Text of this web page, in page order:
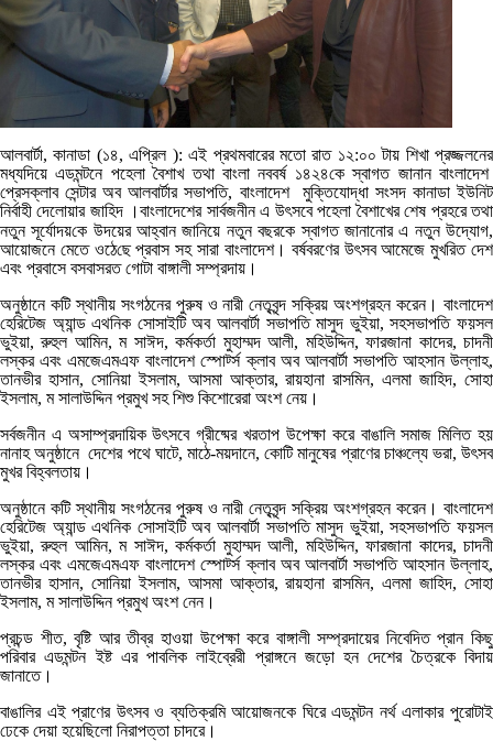
আলবার্টা,কানাডা (১৪,এপ্রিল ):এই প্রথমবারের মতো রাত ১২:০০ টায় শিখা প্রজ্জলনের
মধ্যদিয়ে এডমন্টনে পহেলা বৈশাখতথাবাংলা নববর্ষ ১৪২৪কে স্বাগত জানানবাংলাদেশ
প্রেসক্লাব সেন্টার অব আলবার্টার সভাপতি, বাংলাদেশ মুক্তিযোদ্ধা সংসদ কানাডা ইউনিট
নির্বাহী দেলোয়ার জাহিদ ।বাংলাদেশের সার্বজনীনএ উৎসবে পহেলা বৈশাখেরশেষ প্রহরেতথা
নতুনসূর্যোদয়কে উদয়ের আহ্বান জানিয়ে নতুন বছরকে স্বাগত জানানোর এ নতুন উদ্যোগ,
আয়োজনে মেতে ওঠেছে প্রবাস সহসারা বাংলাদেশ। বর্ষবরণের উৎসব আমেজে মুখরিত দেশ
এবং প্রবাসে বসবাসরত গোটা বাঙ্গালী সম্প্রদায়।
অনুষ্ঠানে কটি স্থানীয় সংগঠনের পুরুষ ও নারী নেতৃবৃন্দ সক্রিয় অংশগ্রহন করেন। বাংলাদেশ
হেরিটেজ অ্যান্ড এথনিক সোসাইটি অব আলবার্টা সভাপতি মাসুদ ভুইয়া,সহসভাপতি ফয়সল
ভুইয়া, রুহুল আমিন, ম সাঈদ, কর্মকর্তা মুহাম্মদ আলী, মহিউদ্দিন, ফারজানা কাদের, চাদনী
লস্কর এবং এমজেএমএফ বাংলাদেশ স্পোর্ট্স ক্লাব অব আলবার্টা সভাপতি আহসান উল্লাহ,
তানভীর হাসান, সোনিয়া ইসলাম, আসমা আক্তার, রায়হানা রাসমিন, এলমা জাহিদ, সোহা
ইসলাম, ম সালাউদ্দিন প্রমুখ সহ শিশু কিশোরেরা অংশ নেয়।
সর্বজনীন এ অসাম্প্রদায়িক উৎসবে গ্রীষ্মের খরতাপ উপেক্ষা করে বাঙালি সমাজ মিলিত হয়
নানাহ অনুষ্ঠানে দেশের পথে ঘাটে,মাঠে-ময়দানে,কোটি মানুষের প্রাণের চাঞ্চল্যে ভরা,উৎসব
মুখর বিহ্বলতায়।
অনুষ্ঠানে কটি স্থানীয় সংগঠনের পুরুষ ও নারী নেতৃবৃন্দ সক্রিয় অংশগ্রহন করেন। বাংলাদেশ
হেরিটেজ অ্যান্ড এথনিক সোসাইটি অব আলবার্টা সভাপতি মাসুদ ভুইয়া,সহসভাপতি ফয়সল
ভুইয়া, রুহুল আমিন, ম সাঈদ, কর্মকর্তা মুহাম্মদ আলী, মহিউদ্দিন, ফারজানা কাদের, চাদনী
লস্কর এবং এমজেএমএফ বাংলাদেশ স্পোর্ট্স ক্লাব অব আলবার্টা সভাপতি আহসান উল্লাহ,
তানভীর হাসান, সোনিয়া ইসলাম, আসমা আক্তার, রায়হানা রাসমিন, এলমা জাহিদ, সোহা
ইসলাম, ম সালাউদ্দিন প্রমুখ অংশ নেন।
প্রচন্ড শীত, বৃষ্টি আর তীব্র হাওয়া উপেক্ষা করে বাঙ্গালী সম্প্রদায়ের নিবেদিত প্রান কিছু
পরিবার এডমন্টন ইষ্ট এর পাবলিক লাইব্রেরী প্রাঙ্গনে জড়ো হন দেশের চৈত্রকে বিদায়
জানাতে।
বাঙালির এই প্রাণের উৎসব ও ব্যতিক্রমি আয়োজনকে ঘিরে এডমন্টন নর্থ এলাকার পুরোটাই
ঢেকে দেয়া হয়েছিলো নিরাপত্তা চাদরে।